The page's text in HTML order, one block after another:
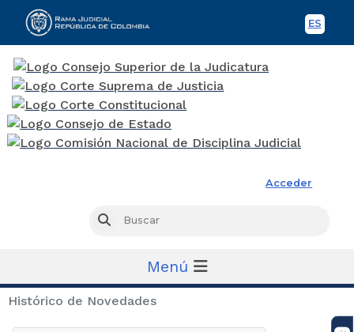
ES
Acceder
Buscar
Menú
Histórico de Novedades